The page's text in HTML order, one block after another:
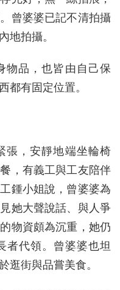
曾婆婆已記不清拍攝
地拍攝。
物品，也皆由自己保
都有固定位置。
張，安靜地端坐輪椅
，有義工與工友陪伴
鍾小姐說，曾婆婆為
她大聲說話、與人爭
物資頗為沉重，她仍
者代領。曾婆婆也坦
逛街與品嘗美食。